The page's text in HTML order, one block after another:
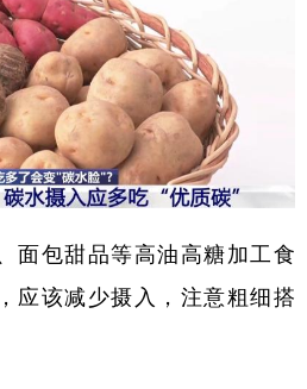
包甜品等高油高糖加工食
应该减少摄入，注意粗细搭